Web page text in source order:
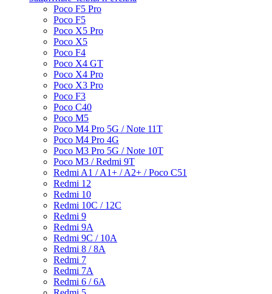
Poco F5 Pro
Poco F5
Poco X5 Pro
Poco X5
Poco F4
Poco X4 GT
Poco X4 Pro
Poco X3 Pro
Poco F3
Poco C40
Poco M5
Poco M4 Pro 5G / Note 11T
Poco M4 Pro 4G
Poco M3 Pro 5G / Note 10T
Poco M3 / Redmi 9T
Redmi A1 / A1+ / A2+ / Poco C51
Redmi 12
Redmi 10
Redmi 10C / 12C
Redmi 9
Redmi 9A
Redmi 9C / 10A
Redmi 8 / 8A
Redmi 7
Redmi 7A
Redmi 6 / 6A